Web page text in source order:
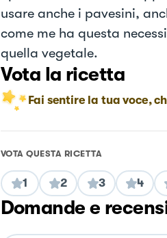
usare anche i pavesini,
come me ha questa
quella vegetale.
Vota la ricetta
Fai sentire la tua voce,
VOTA QUESTA RICETTA
1 2 3 4
Domande e